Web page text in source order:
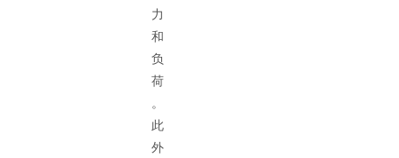
力
和
负
荷
。
此
外